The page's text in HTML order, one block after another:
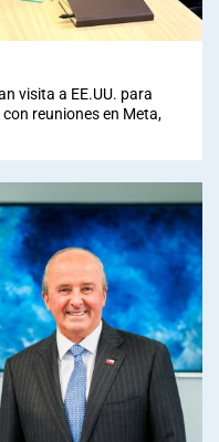
visita a EE.UU. para
reuniones en Meta,